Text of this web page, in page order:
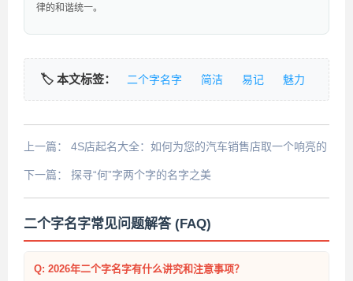
律的和谐统一。
🏷️ 本文标签： 二个字名字 简洁 易记 魅力
上一篇： 4S店起名大全：如何为您的汽车销售店取一个响亮的
名字
下一篇： 探寻“何”字两个字的名字之美
二个字名字常见问题解答 (FAQ)
Q: 2026年二个字名字有什么讲究和注意事项？